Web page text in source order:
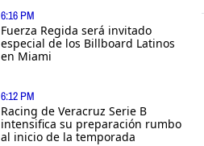
6:16 PM
Fuerza Regida será invitado
especial de los Billboard Latinos
en Miami
6:12 PM
Racing de Veracruz Serie B
intensifica su preparación rumbo
al inicio de la temporada